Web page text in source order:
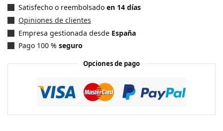
Satisfecho o reembolsado en 14 días
Opiniones de clientes
Empresa gestionada desde España
Pago 100 % seguro
Opciones de pago